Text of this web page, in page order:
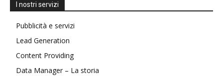
I nostri servizi
Pubblicità e servizi
Lead Generation
Content Providing
Data Manager – La storia